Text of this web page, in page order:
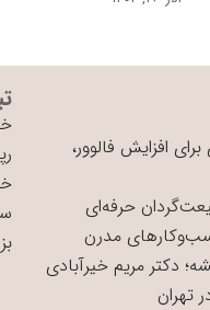
افزایش فالوور،
حرفه‌ای
مدرن
دکتر مریم خیرآبادی